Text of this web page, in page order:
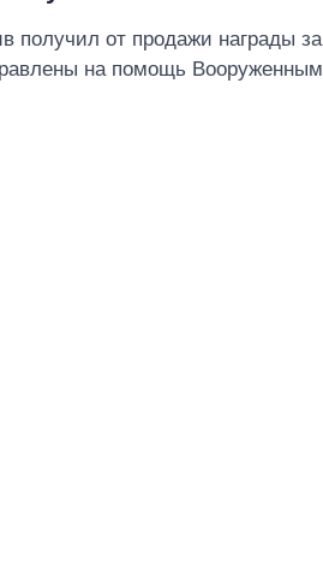
получил от продажи награды за
на помощь Вооруженным